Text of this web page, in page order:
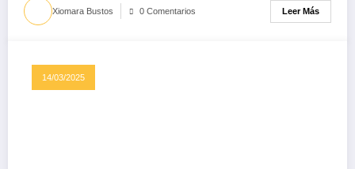
Xiomara Bustos 0 Comentarios Leer Más
14/03/2025